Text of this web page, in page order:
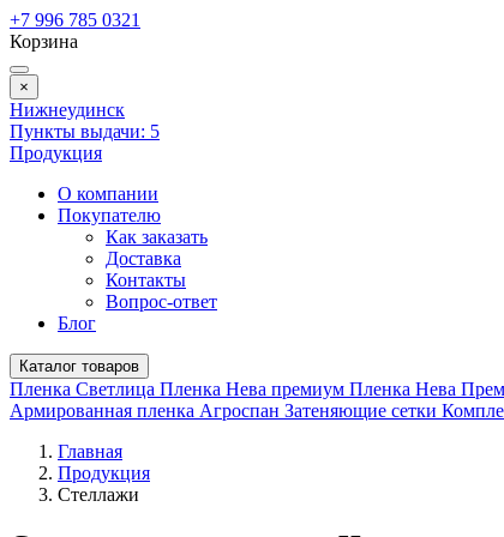
+7 996 785 0321
Корзина
×
Нижнеудинск
Пункты выдачи: 5
Продукция
О компании
Покупателю
Как заказать
Доставка
Контакты
Вопрос-ответ
Блог
Каталог товаров
Пленка Светлица Пленка Нева премиум Пленка Нева
Армированная пленка Агроспан Затеняющие сетки
Главная
Продукция
Стеллажи